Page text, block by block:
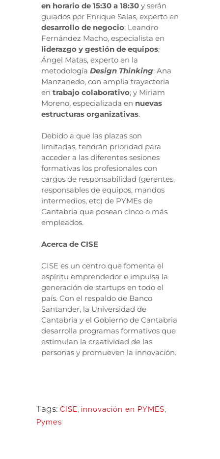
en horario de 15:30 a 18:30 y serán
guiados por Enrique Salas, experto en
desarrollo de negocio; Leandro
Fernández Macho, especialista en
liderazgo y gestión de equipos;
Ángel Matas, experto en la
metodología Design Thinking; Ana
Manzanedo, con amplia trayectoria
en trabajo colaborativo; y Miriam
Moreno, especializada en nuevas
estructuras organizativas.
Debido a que las plazas son
limitadas, tendrán prioridad para
acceder a las diferentes sesiones
formativas los profesionales con
cargos de responsabilidad (gerentes,
responsables de equipos, mandos
intermedios, etc) de PYMEs de
Cantabria que posean cinco o más
empleados.
Acerca de CISE
CISE es un centro que fomenta el
espíritu emprendedor e impulsa la
generación de startups en todo el
país. Con el respaldo de Banco
Santander, la Universidad de
Cantabria y el Gobierno de Cantabria
desarrolla programas formativos que
estimulan la creatividad de las
personas y promueven la innovación.
Tags: CISE, innovación en PYMES,
Pymes